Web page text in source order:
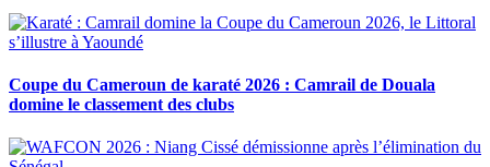
Coupe du Cameroun de karaté 2026 : Camrail de Douala
domine le classement des clubs